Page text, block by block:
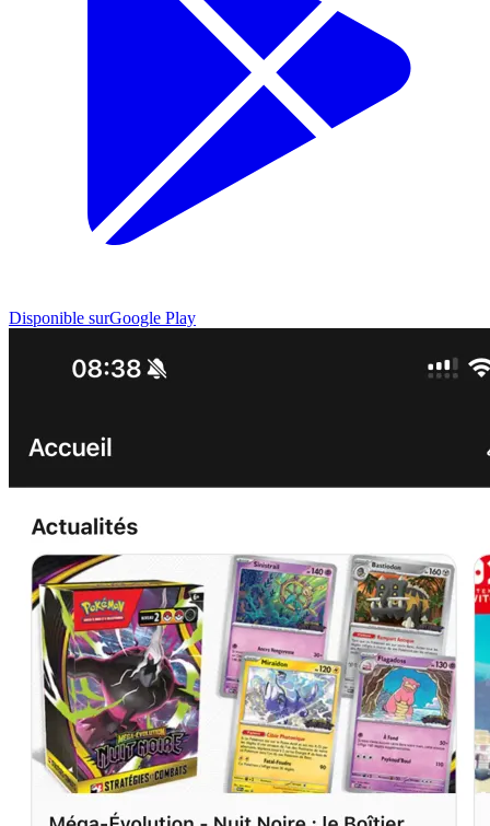
Disponible surGoogle Play